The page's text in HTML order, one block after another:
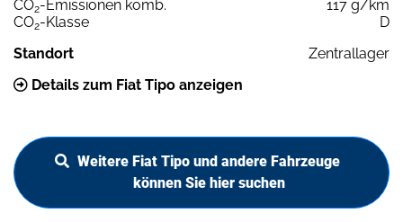
CO2-Emissionen komb.
117 g/km
CO2-Klasse
D
Standort
Zentrallager
Details zum Fiat Tipo anzeigen
Weitere Fiat Tipo und andere Fahrzeuge
können Sie hier suchen